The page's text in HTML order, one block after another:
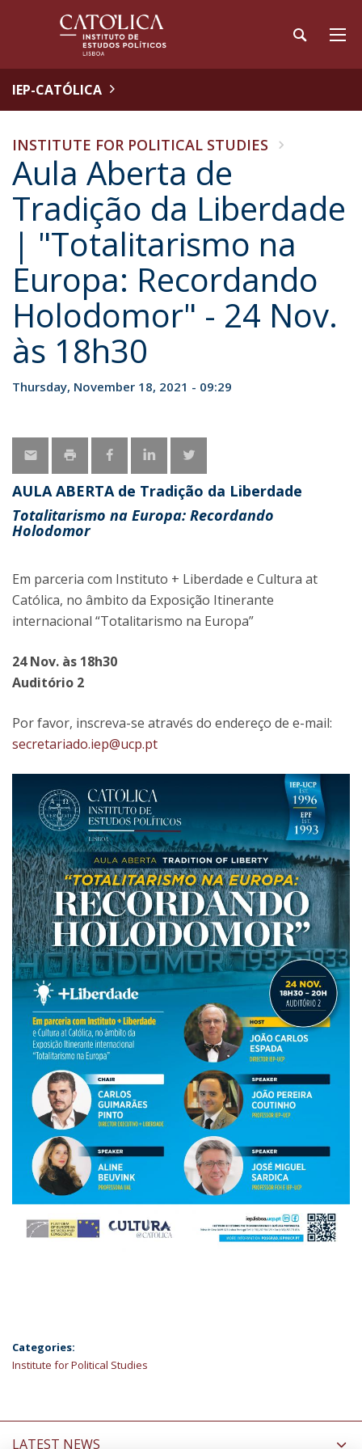
IEP-CATÓLICA
INSTITUTE FOR POLITICAL STUDIES
Aula Aberta de
Tradição da Liberdade
| "Totalitarismo na
Europa: Recordando
Holodomor" - 24 Nov.
às 18h30
Thursday, November 18, 2021 - 09:29
AULA ABERTA de Tradição da Liberdade
Totalitarismo na Europa: Recordando
Holodomor
Em parceria com Instituto + Liberdade e Cultura at
Católica, no âmbito da Exposição Itinerante
internacional “Totalitarismo na Europa”
24 Nov. às 18h30
Auditório 2
Por favor, inscreva-se através do endereço de e-mail:
secretariado.iep@ucp.pt
Categories:
Institute for Political Studies
LATEST NEWS